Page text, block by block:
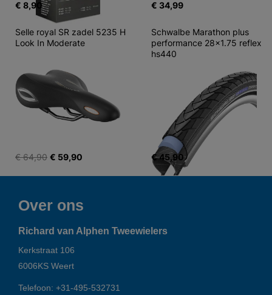
€ 8,90 € 34,99
Selle royal SR zadel 5235 H
Look In Moderate
€ 64,90 € 59,90
Schwalbe Marathon plus
performance 28x1.75 reflex
hs440
€ 45,90
Over ons
Richard van Alphen Tweewielers
Kerkstraat 106
6006KS Weert
Telefoon: +31-495-532731